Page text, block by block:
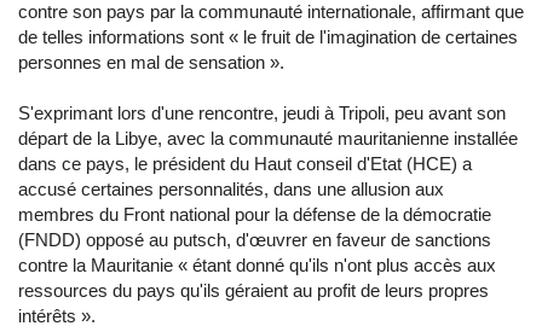
contre son pays par la communauté internationale, affirmant que
de telles informations sont « le fruit de l'imagination de certaines
personnes en mal de sensation ».
S'exprimant lors d'une rencontre, jeudi à Tripoli, peu avant son
départ de la Libye, avec la communauté mauritanienne installée
dans ce pays, le président du Haut conseil d'Etat (HCE) a
accusé certaines personnalités, dans une allusion aux
membres du Front national pour la défense de la démocratie
(FNDD) opposé au putsch, d'œuvrer en faveur de sanctions
contre la Mauritanie « étant donné qu'ils n'ont plus accès aux
ressources du pays qu'ils géraient au profit de leurs propres
intérêts ».